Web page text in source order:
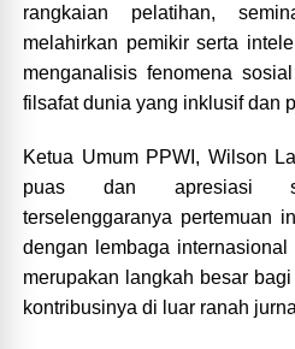
rangkaian pelatihan,
melahirkan pemikir serta
menganalisis fenomena
filsafat dunia yang inklusif dan
Ketua Umum PPWI, Wilson
puas dan apresiasi
terselenggaranya pertemuan
dengan lembaga
merupakan langkah besar
kontribusinya di luar ranah